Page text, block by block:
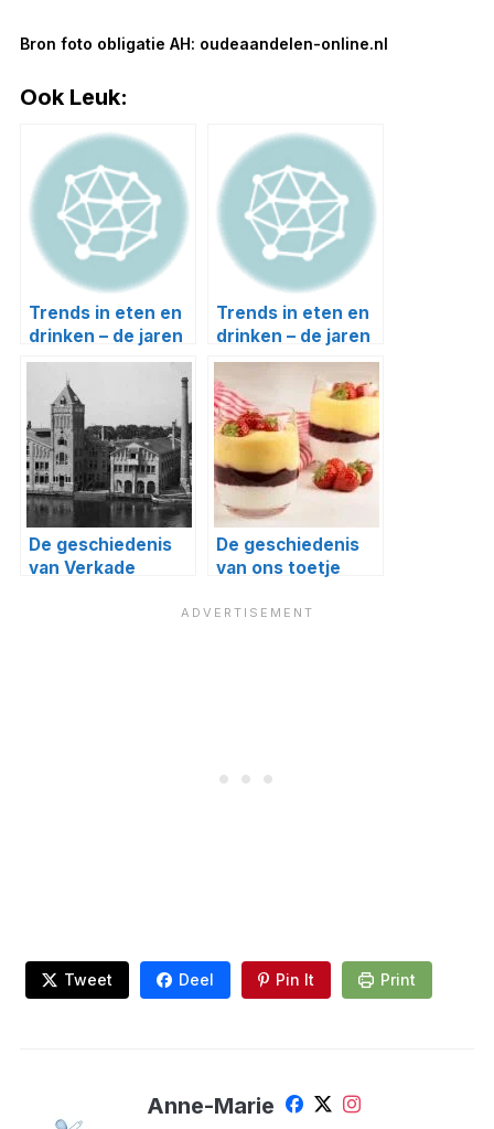
Bron foto obligatie AH: oudeaandelen-online.nl
Ook Leuk:
Trends in eten en
drinken – de jaren
00
Trends in eten en
drinken – de jaren
70
De geschiedenis
van Verkade
De geschiedenis
van ons toetje
Tweet Deel Pin It Print
Anne-Marie